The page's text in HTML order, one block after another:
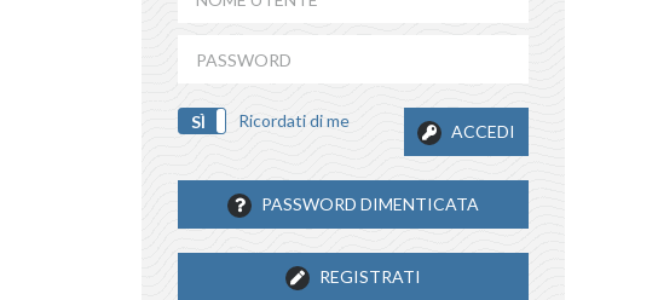
SÌ NO
Ricordati di me
ACCEDI
PASSWORD DIMENTICATA
REGISTRATI